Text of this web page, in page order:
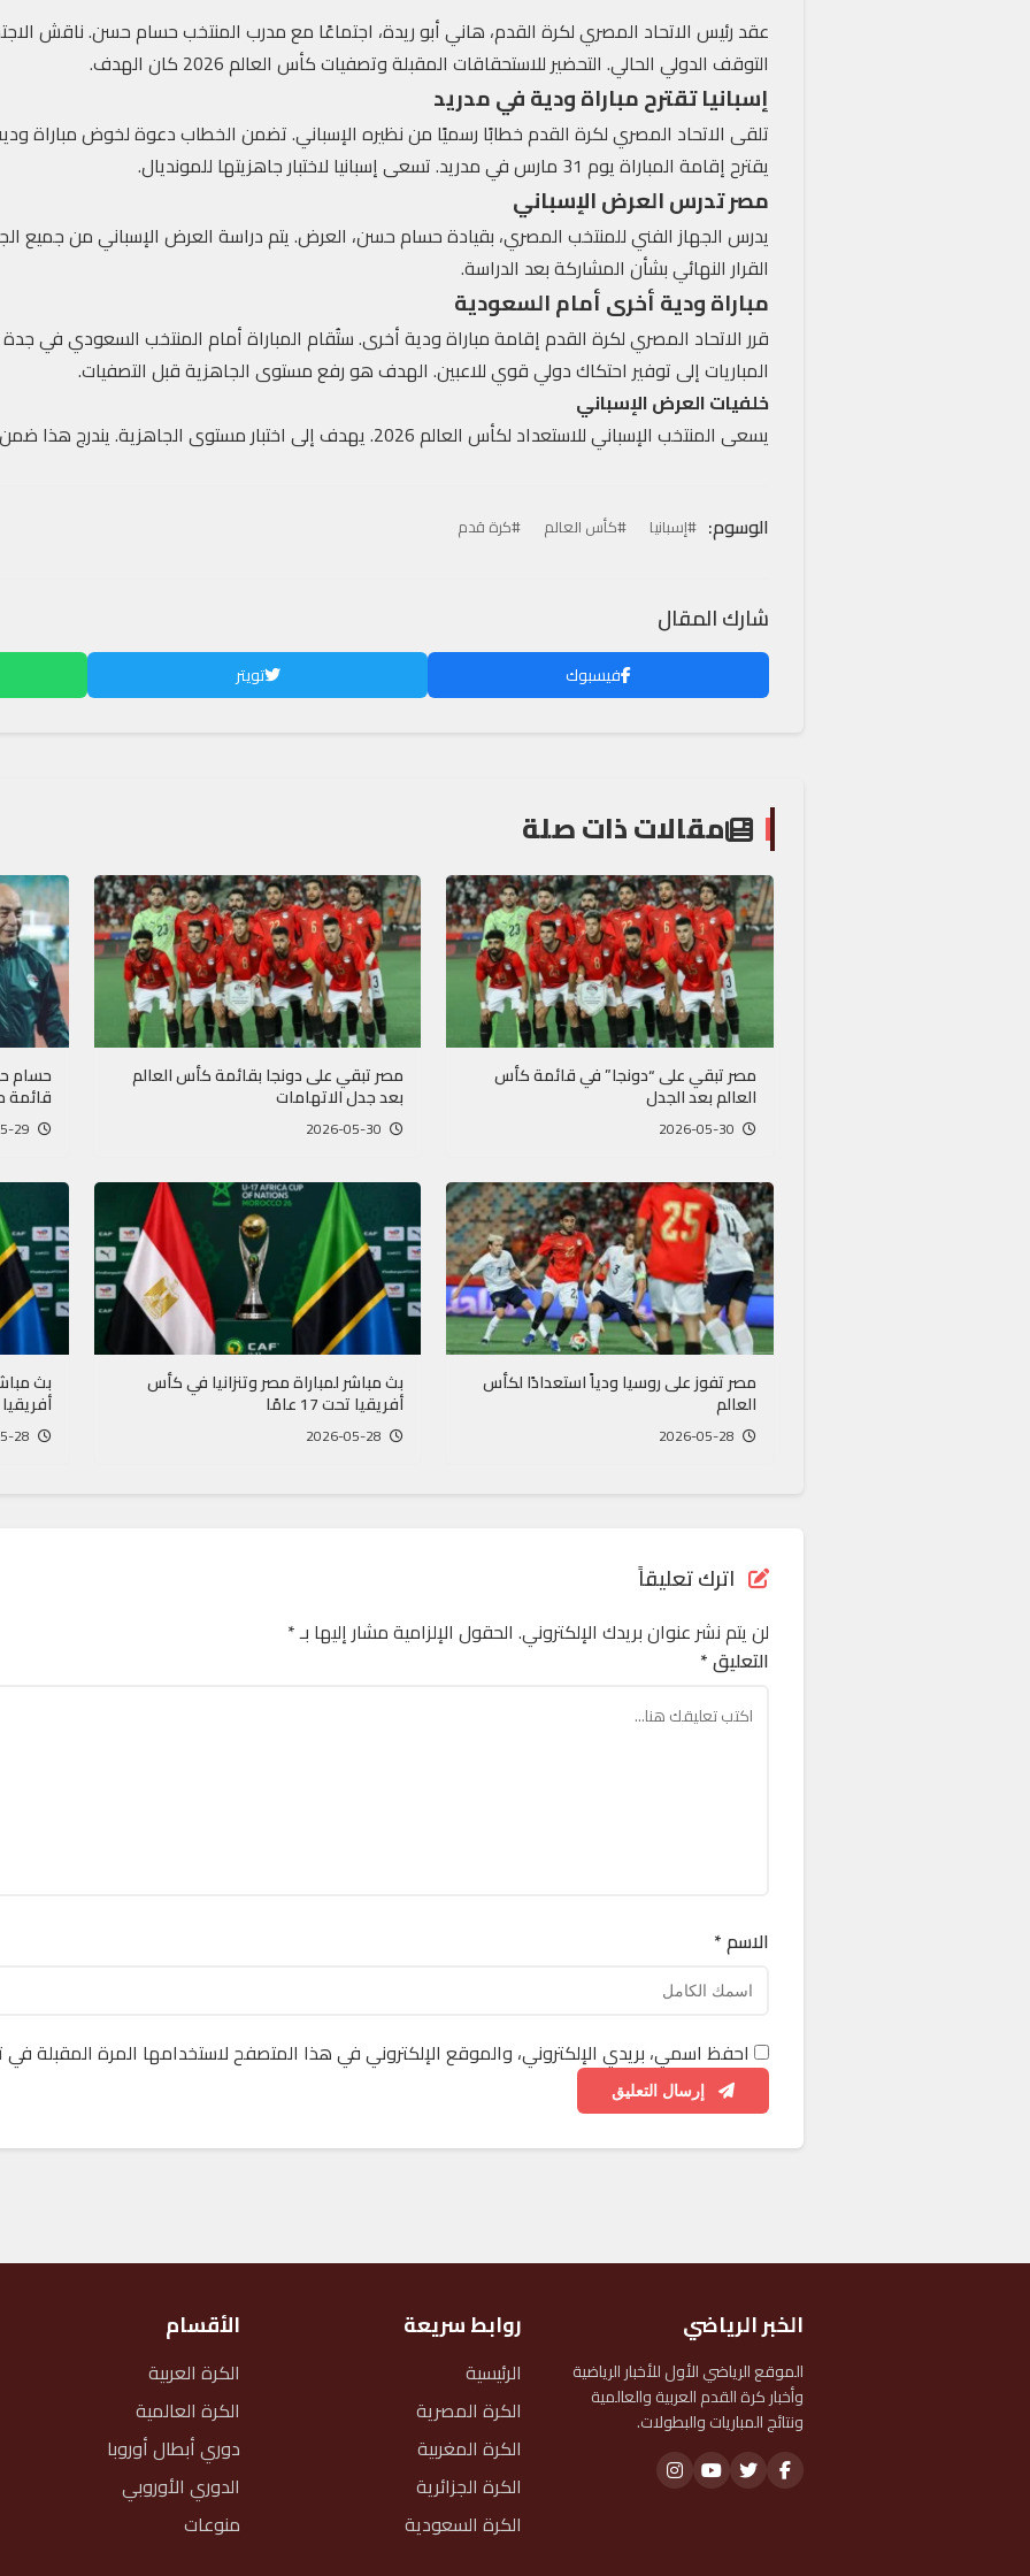
عقد رئيس الاتحاد المصري لكرة القدم، هاني أبو ريدة، اجتماعًا مع مدرب المنتخب حسام حسن. ناقش
التوقف الدولي الحالي. التحضير للاستحقاقات المقبلة وتصفيات كأس العالم 2026 كان الهدف.
إسبانيا تقترح مباراة ودية في مدريد
تلقى الاتحاد المصري لكرة القدم خطابًا رسميًا من نظيره الإسباني. تضمن الخطاب دعوة لخوض مباراة ودية
يقترح إقامة المباراة يوم 31 مارس في مدريد. تسعى إسبانيا لاختبار جاهزيتها للمونديال.
مصر تدرس العرض الإسباني
يدرس الجهاز الفني للمنتخب المصري، بقيادة حسام حسن، العرض. يتم دراسة العرض الإسباني من جميع
القرار النهائي بشأن المشاركة بعد الدراسة.
مباراة ودية أخرى أمام السعودية
المباريات إلى توفير احتكاك دولي قوي للاعبين. الهدف هو رفع مستوى الجاهزية قبل التصفيات.
خلفيات العرض الإسباني
يسعى المنتخب الإسباني للاستعداد لكأس العالم 2026. يهدف إلى اختبار مستوى الجاهزية. يندرج هذا ضمن خطط الجهاز الفني المصري.
الوسوم: #إسبانيا #كأس العالم #كرة قدم
شارك المقال
فيسبوك تويتر
مقالات ذات صلة
مصر تبقي على “دونجا” في قائمة كأس
العالم بعد الجدل
مصر تبقي على دونجا بقائمة كأس العالم
بعد جدل الاتهامات
حسام
قائمة
مصر تفوز على روسيا ودياً استعدادًا لكأس
العالم
بث مباشر لمباراة مصر وتنزانيا في كأس
أفريقيا تحت 17 عامًا
بث
أفريقيا U17
اترك تعليقاً
لن يتم نشر عنوان بريدك الإلكتروني. الحقول الإلزامية مشار إليها بـ*
التعليق *
الاسم *
احفظ اسمي، بريدي الإلكتروني، والموقع الإلكتروني في هذا المتصفح لاستخدامها المرة المقبلة
الخبر الرياضي
الموقع الرياضي الأول للأخبار الرياضية
وأخبار كرة القدم العربية والعالمية
ونتائج المباريات والبطولات.
روابط سريعة
الرئيسية
الكرة المصرية
الكرة المغربية
الكرة الجزائرية
الكرة السعودية
الأقسام
الكرة العربية
الكرة العالمية
دوري أبطال أوروبا
الدوري الأوروبي
منوعات